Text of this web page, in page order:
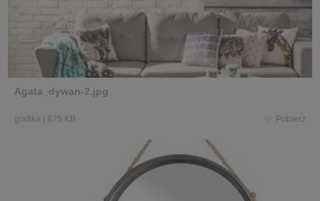
Agata_dywan-2.jpg
grafika | 875 KB Pobierz